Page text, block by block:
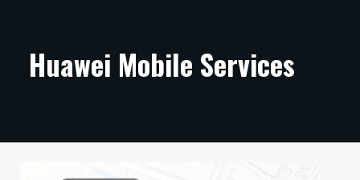
ARTIKKELIT
TECHBBS
Huawei Mobile Services